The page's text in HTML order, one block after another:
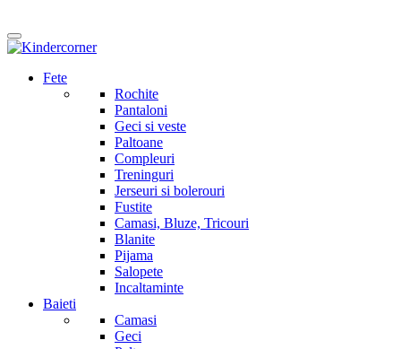
Fete
Rochite
Pantaloni
Geci si veste
Paltoane
Compleuri
Treninguri
Jerseuri si bolerouri
Fustite
Camasi, Bluze, Tricouri
Blanite
Pijama
Salopete
Incaltaminte
Baieti
Camasi
Geci